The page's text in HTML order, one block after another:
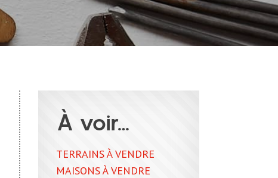
À voir…
TERRAINS À VENDRE
MAISONS À VENDRE